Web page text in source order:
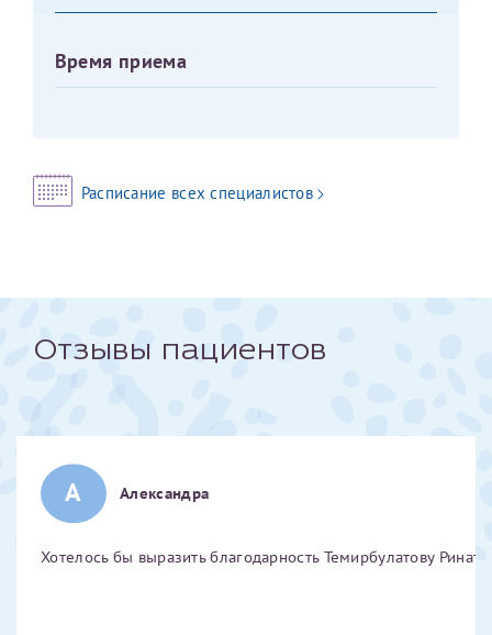
Время приема
Расписание всех специалистов
Отзывы пациентов
А Александра
Хотелось бы выразить благодарность Темирбулатову
ИНН Налогоплательщика*
За год/годы
2024
2025